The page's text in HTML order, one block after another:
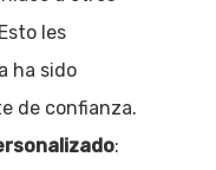
les
ha sido
de confianza.
: